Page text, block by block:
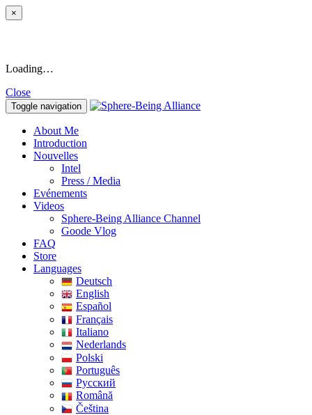
×
Loading…
Close
Toggle navigation
About Me
Introduction
Nouvelles
Intel
Press / Media
Evénements
Videos
Sphere-Being Alliance Channel
Goode Vlog
FAQ
Store
Languages
Deutsch
English
Español
Français
Italiano
Nederlands
Polski
Português
Pусский
Română
Čeština